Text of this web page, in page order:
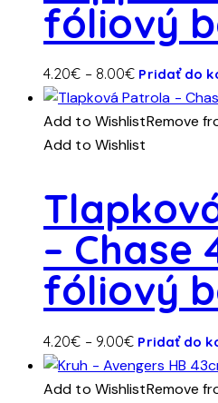
fóliový
4.20€ – 8.00€Price
range:
4.20€
through
Pridať do
Add to WishlistRemove
Add to Wishlist
– Chase
fóliový
4.20€ – 9.00€Price
range:
4.20€
Pridať do
Add to WishlistRemove